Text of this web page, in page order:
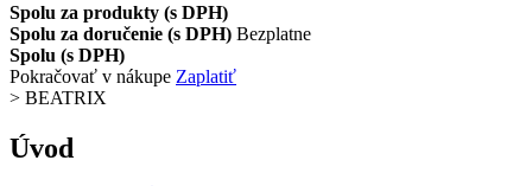
Spolu za produkty (s DPH)
Spolu za doručenie (s DPH) Bezplatne
Spolu (s DPH)
Pokračovať v nákupe Zaplatiť
> BEATRIX
Úvod